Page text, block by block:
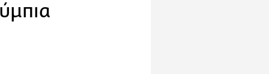
Εξομολογήσεις